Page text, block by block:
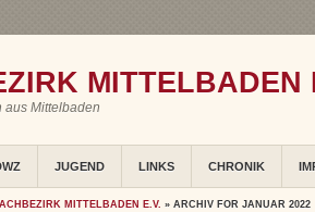
MITTELBADEN
aus Mittelbaden
JUGEND LINKS CHRONIK
MITTELBADEN E.V. » ARCHIV FOR JANUAR 2022